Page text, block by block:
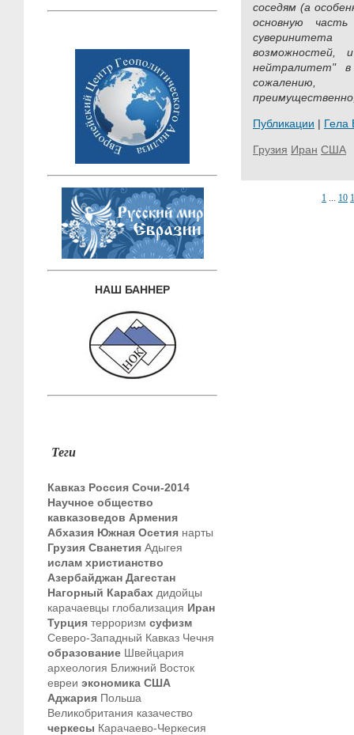
НАШ БАННЕР
Теги
Кавказ Россия Сочи-2014
Научное общество
кавказоведов Армения
Абхазия Южная Осетия нарты
Грузия Сванетия Адыгея
ислам христианство
Азербайджан Дагестан
Нагорный Карабах дидойцы
карачаевцы глобализация Иран
Турция терроризм суфизм
Северо-Западный Кавказ Чечня
образование Швейцария
археология Ближний Восток
евреи экономика США
Аджария Польша
Великобритания казачество
черкесы Карачаево-Черкесия
соседям (а
основную часть
возможностей,
нейтралитет"
сожалению,
Публикации | Гела
Грузия Иран США
1 ... 10